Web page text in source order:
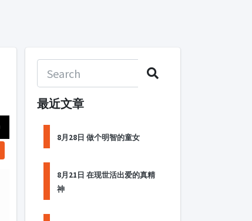
最近文章
8月28日 做个明智的童女
8月21日 在现世活出爱的真精
神